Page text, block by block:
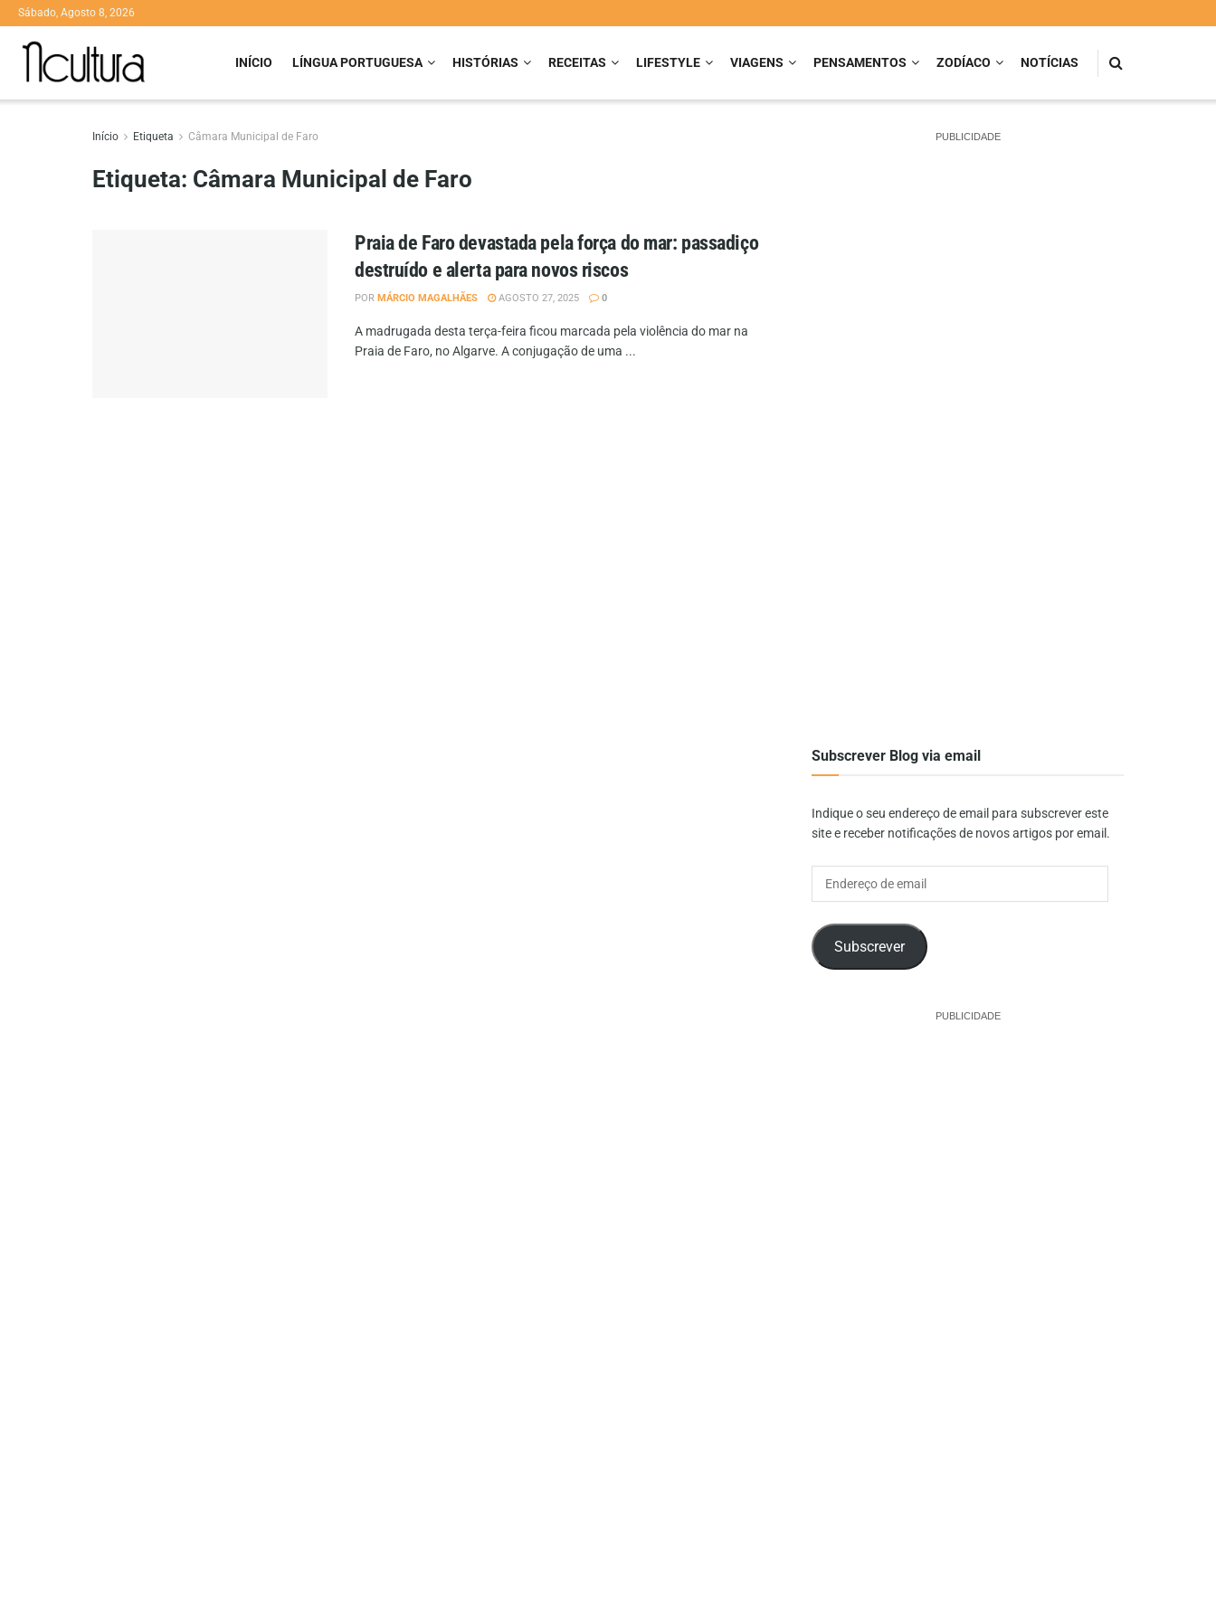
Sábado, Agosto 8, 2026
INÍCIO LÍNGUA PORTUGUESA HISTÓRIAS RECEITAS LIFESTYLE VIAGENS PENSAMENTOS ZODÍACO NOTÍCIAS
Início Etiqueta Câmara Municipal de Faro
Etiqueta: Câmara Municipal de Faro
Praia de Faro devastada pela força do mar: passadiço
destruído e alerta para novos riscos
POR MÁRCIO MAGALHÃES AGOSTO 27, 2025 0
A madrugada desta terça-feira ficou marcada pela violência do mar na
Praia de Faro, no Algarve. A conjugação de uma ...
PUBLICIDADE
Subscrever Blog via email
Indique o seu endereço de email para subscrever este
site e receber notificações de novos artigos por email.
Subscrever
PUBLICIDADE